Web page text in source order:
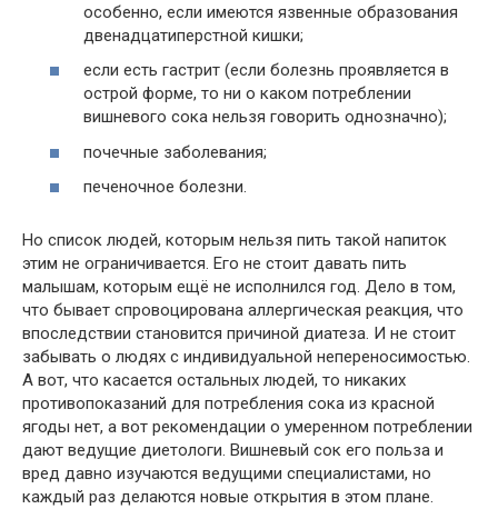
особенно, если имеются язвенные образования
двенадцатиперстной кишки;
если есть гастрит (если болезнь проявляется в
острой форме, то ни о каком потреблении
вишневого сока нельзя говорить однозначно);
почечные заболевания;
печеночное болезни.
Но список людей, которым нельзя пить такой напиток
этим не ограничивается. Его не стоит давать пить
малышам, которым ещё не исполнился год. Дело в том,
что бывает спровоцирована аллергическая реакция, что
впоследствии становится причиной диатеза. И не стоит
забывать о людях с индивидуальной непереносимостью.
А вот, что касается остальных людей, то никаких
противопоказаний для потребления сока из красной
ягоды нет, а вот рекомендации о умеренном потреблении
дают ведущие диетологи. Вишневый сок его польза и
вред давно изучаются ведущими специалистами, но
каждый раз делаются новые открытия в этом плане.